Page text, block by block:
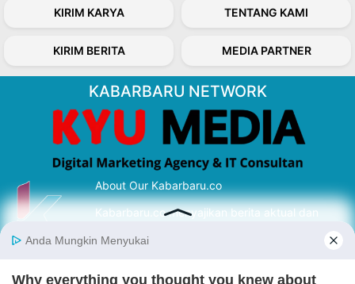
KIRIM KARYA TENTANG KAMI
KIRIM BERITA MEDIA PARTNER
KABARBARU NETWORK
About Our Kabarbaru.co
Kabarbaru.co menyajikan berita aktual dan
serta terverifikasi dari sumber yang tepat.
Follow Kabarbaru